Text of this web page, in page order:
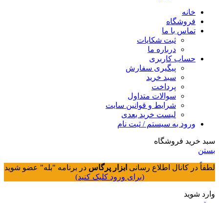
خانه
فروشگاه
تماس با ما
ثبت شکایات
درباره ما
حساب کاربری
پیگیری سفارش
سبد خرید
پرداخت
سوالات متداول
شرایط و قوانین سایت
لیست خرید بعدی
ورود به سیستم / ثبت نام
سبد خرید فروشگاه
بستن
لطفاً در کانال اطلاع رسانی ابزار پرگاس در برنامه "بله" عضو شوید
(برای ورود کلیک کنید)
وارد شوید